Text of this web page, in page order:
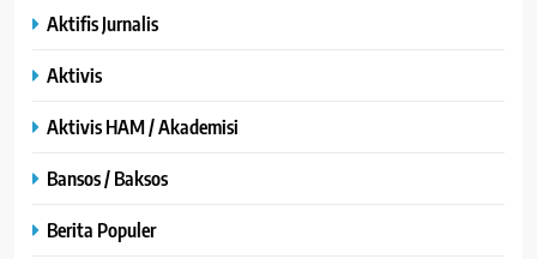
Aktifis Jurnalis
Aktivis
Aktivis HAM / Akademisi
Bansos / Baksos
Berita Populer